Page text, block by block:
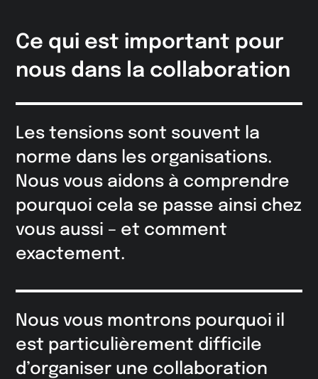
Ce qui est important pour
nous dans la collaboration
Les tensions sont souvent la
norme dans les organisations.
Nous vous aidons à comprendre
pourquoi cela se passe ainsi chez
vous aussi – et comment
exactement.
Nous vous montrons pourquoi il
est particulièrement difficile
d’organiser une collaboration